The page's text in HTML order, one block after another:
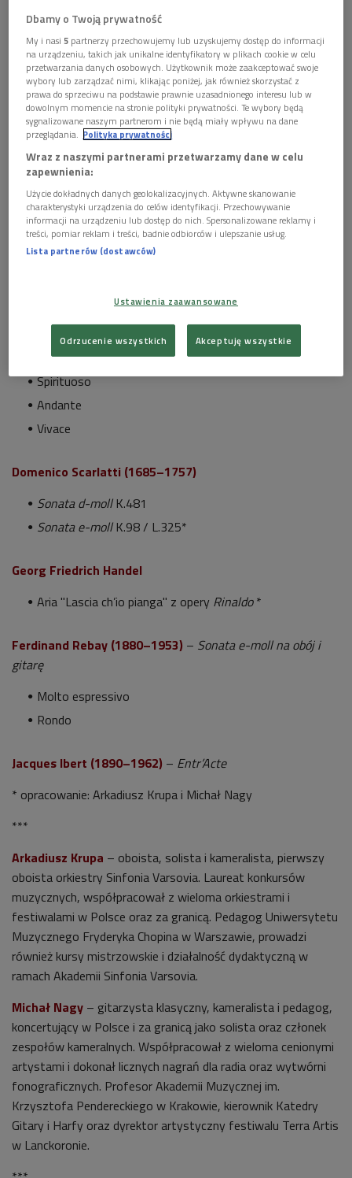
Georg Philipp Telemann (1681–1767)–Sonata a-moll
Siciliana
Spirituoso
Andante
Vivace
Domenico Scarlatti (1685–1757)
Sonata d-mollK.481
Sonata e-mollK.98 / L.325*
Georg Friedrich Handel
Aria "Lascia ch’io pianga" z opery Rinaldo*
Ferdinand Rebay (1880–1953) – Sonata e-moll na obój i
gitarę
Molto espressivo
Rondo
Jacques Ibert (1890–1962) – Entr’Acte
* opracowanie: Arkadiusz Krupa i Michał Nagy
***
Arkadiusz Krupa – oboista, solista i kameralista, pierwszy
oboista orkiestry Sinfonia Varsovia. Laureat konkursów
muzycznych, współpracował z wieloma orkiestrami i
festiwalami w Polsce oraz za granicą. Pedagog Uniwersytetu
Muzycznego Fryderyka Chopina w Warszawie, prowadzi
również kursy mistrzowskie i działalność dydaktyczną w
ramach Akademii Sinfonia Varsovia.
Michał Nagy – gitarzysta klasyczny, kameralista i pedagog,
koncertujący w Polsce i za granicą jako solista oraz członek
zespołów kameralnych. Współpracował z wieloma cenionymi
artystami i dokonał licznych nagrań dla radia oraz wytwórni
fonograficznych. Profesor Akademii Muzycznej im.
Krzysztofa Pendereckiego w Krakowie, kierownik Katedry
Gitary i Harfy oraz dyrektor artystyczny festiwalu Terra Artis
w Lanckoronie.
Dbamy o Twoją prywatność
My i nasi5 partnerzy przechowujemy lub uzyskujemy dostęp do informacji
na urządzeniu, takich jak unikalne identyfikatory w plikach cookie w celu
przetwarzania danych osobowych. Użytkownik może zaakceptować swoje
wybory lub zarządzać nimi, klikając poniżej, jak również skorzystać z
prawa do sprzeciwu na podstawie prawnie uzasadnionego interesu lub w
dowolnym momencie na stronie polityki prywatności. Te wybory będą
sygnalizowane naszym partnerom i nie będą miały wpływu na dane
przeglądania. Polityka prywatności
Wraz z naszymi partnerami przetwarzamy dane w celu
zapewnienia:
Użycie dokładnych danych geolokalizacyjnych. Aktywne skanowanie
charakterystyki urządzenia do celów identyfikacji. Przechowywanie
informacji na urządzeniu lub dostęp do nich. Spersonalizowane reklamy i
treści, pomiar reklam i treści, badnie odbiorców i ulepszanie usług.
Lista partnerów (dostawców)
Ustawienia zaawansowane
Odrzucenie wszystkich Akceptuję wszystkie